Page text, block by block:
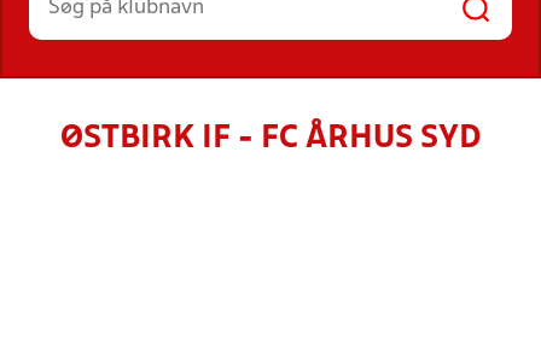
ØSTBIRK IF - FC ÅRHUS SYD